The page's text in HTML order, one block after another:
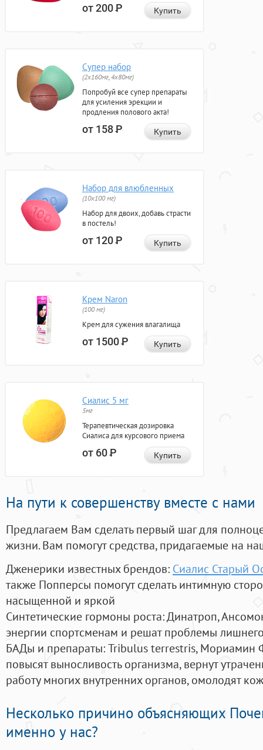
от 200Р Купить
Супер набор
(2х160мг, 4х80мг)
Попробуй все супер препараты
для усиления эрекции и
продления полового акта!
от 158Р Купить
Набор для влюбленных
(10х100 мг)
Набор для двоих, добавь страсти
в постель!
от 120Р Купить
Крем Naron
(100 мг)
Крем для сужения влагалища
от 1500Р Купить
Сиалис 5 мг
5мг
Терапевтическая дозировка
Сиалиса для курсового приема
от 60Р Купить
На пути к совершенству вместе с нами
Предлагаем Вам сделать первый шаг для
жизни. Вам помогут средства, придагаемые на
Дженерики известных брендов: Сиалис Старый
также Попперсы помогут сделать интимную
насыщенной и яркой
Синтетические гормоны роста: Динатроп,
энергии спортсменам и решат проблемы
БАДы и препараты:Tribulus terrestris, Мориамин
повысят выносливость организма, вернут
работу многих внутренних органов, омолодят
Несколько причино объясняющих
именно у нас?